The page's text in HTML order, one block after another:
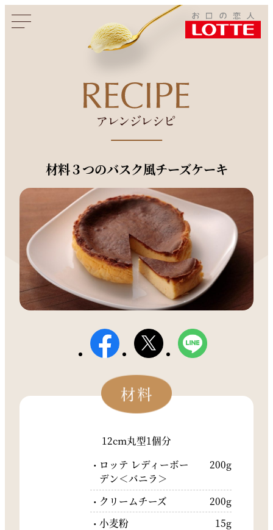
このページをシェアする
材料３つのバスク風チーズケーキ
12cm丸型1個分
ロッテ レディーボー
デン＜バニラ＞
200g
クリームチーズ
200g
小麦粉
15g